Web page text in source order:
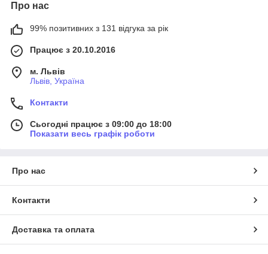
Про нас
99% позитивних з 131 відгука за рік
Працює з 20.10.2016
м. Львів
Львів, Україна
Контакти
Сьогодні працює з 09:00 до 18:00
Показати весь графік роботи
Про нас
Контакти
Доставка та оплата